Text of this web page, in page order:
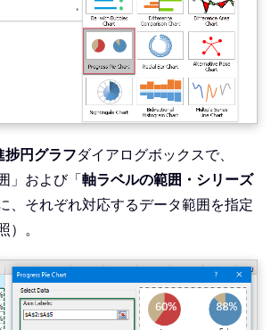
捗円グラフダイアログボックスで、
」および「軸ラベルの範囲・シリーズ
、それぞれ対応するデータ範囲を指定
）。